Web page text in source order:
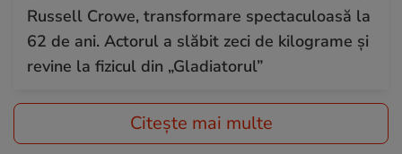
Russell Crowe, transformare spectaculoasă la
62 de ani. Actorul a slăbit zeci de kilograme și
revine la fizicul din „Gladiatorul”
Citește mai multe